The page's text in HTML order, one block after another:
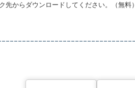
からダウンロードしてください。（無料）